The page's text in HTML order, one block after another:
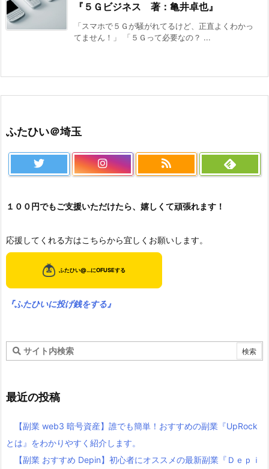
『５Ｇビジネス 著：亀井卓也』
「スマホで５Ｇが騒がれてるけど、正直よくわかっ
てません！」 「５Ｇって必要なの？ ...
ふたひい＠埼玉
１００円でもご支援いただけたら、嬉しくて頑張れます！
応援してくれる方はこちらから宜しくお願いします。
『ふたひいに投げ銭をする』
最近の投稿
【副業 web3 暗号資産】誰でも簡単！おすすめの副業『UpRock
とは』をわかりやすく紹介します。
【副業 おすすめ Depin】初心者にオススメの最新副業『Ｄｅｐｉ